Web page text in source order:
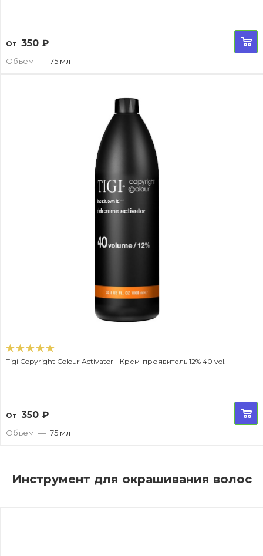
От 350 ₽
Объем — 75 мл
Tigi Copyright Colour Activator - Крем-проявитель 12% 40 vol.
От 350 ₽
Объем — 75 мл
Инструмент для окрашивания волос